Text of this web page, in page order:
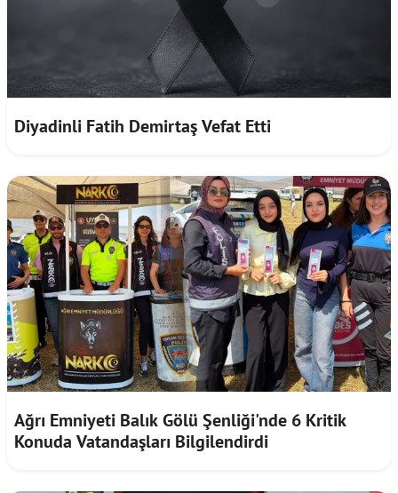
Diyadinli Fatih Demirtaş Vefat Etti
Ağrı Emniyeti Balık Gölü Şenliği'nde 6 Kritik
Konuda Vatandaşları Bilgilendirdi